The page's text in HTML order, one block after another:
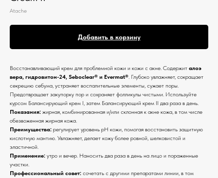
Atache
Добавить в корзину
Восстанавливающий крем для проблемной кожи и кожи с акне. Содержит алоэ
вера, гидровитон-24, Seboclear® и Evermat®. Глубоко увлажняет, сокращает
секрецию себума, устраняет воспалительные элементы, сужает поры.
Предотвращает закупорку пор и сохраняет фолликулы чистыми. Используйте
курсом Балансирующий крем I, затем Балансирующий крем II два раза в день.
Показания: жирная, комбинированная и/или склонная к акне кожа, в том числе
обезвоженная жирная кожа.
Преимущества: регулирует уровень pH кожи, помогая восстановить защитную
кислотную мантию. Увлажняет, делает кожу более ровной, шелковистой и
эластичной.
Применение: утро и вечер. Наносить два раза в день на лицо и пораженные
участки.
Профессиональный совет: сочетать с другими препаратами линии, в том